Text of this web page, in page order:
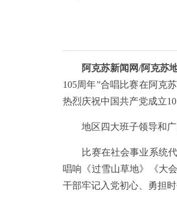
阿克苏新闻网/阿克苏地
105周年”合唱比赛在阿克
热烈庆祝中国共产党成立
地区四大班子领导和广
比赛在社会事业系统代
唱响《过雪山草地》《大
干部牢记入党初心、勇担